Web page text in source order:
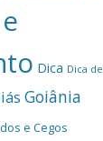
Dica Dica de
Goiânia
e Cegos